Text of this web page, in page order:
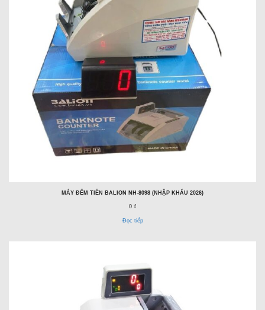
MÁY ĐẾM TIỀN BALION NH-8098 (NHẬP KHẨU 2026)
0 ₫
Đọc tiếp